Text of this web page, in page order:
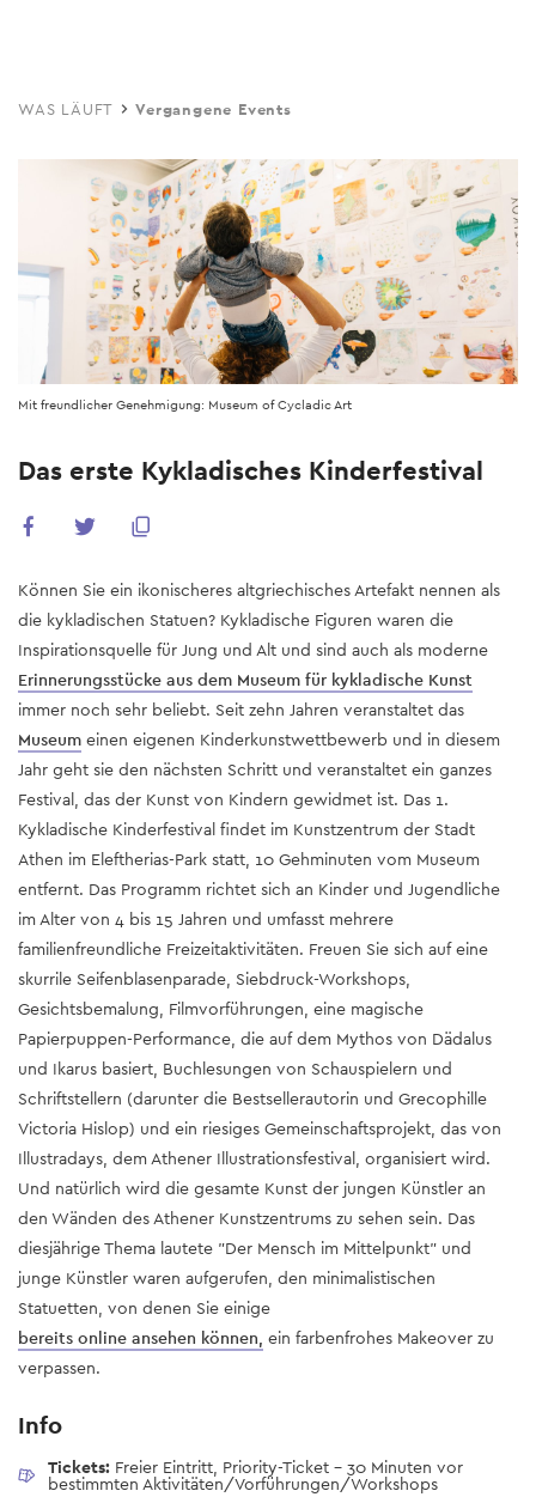
main
WAS LÄUFT Vergangene Events
Mit freundlicher Genehmigung: Museum of Cycladic Art
Das erste Kykladisches Kinderfestival
Können Sie ein ikonischeres altgriechisches Artefakt nennen als
die kykladischen Statuen? Kykladische Figuren waren die
Inspirationsquelle für Jung und Alt und sind auch als moderne
Erinnerungsstücke aus dem Museum für kykladische Kunst
immer noch sehr beliebt. Seit zehn Jahren veranstaltet das
Museum einen eigenen Kinderkunstwettbewerb und in diesem
Jahr geht sie den nächsten Schritt und veranstaltet ein ganzes
Festival, das der Kunst von Kindern gewidmet ist. Das 1.
Kykladische Kinderfestival findet im Kunstzentrum der Stadt
Athen im Eleftherias-Park statt, 10 Gehminuten vom Museum
entfernt. Das Programm richtet sich an Kinder und Jugendliche
im Alter von 4 bis 15 Jahren und umfasst mehrere
familienfreundliche Freizeitaktivitäten. Freuen Sie sich auf eine
skurrile Seifenblasenparade, Siebdruck-Workshops,
Gesichtsbemalung, Filmvorführungen, eine magische
Papierpuppen-Performance, die auf dem Mythos von Dädalus
und Ikarus basiert, Buchlesungen von Schauspielern und
Schriftstellern (darunter die Bestsellerautorin und Grecophille
Victoria Hislop) und ein riesiges Gemeinschaftsprojekt, das von
Illustradays, dem Athener Illustrationsfestival, organisiert wird.
Und natürlich wird die gesamte Kunst der jungen Künstler an
den Wänden des Athener Kunstzentrums zu sehen sein. Das
diesjährige Thema lautete "Der Mensch im Mittelpunkt" und
junge Künstler waren aufgerufen, den minimalistischen
Statuetten, von denen Sie einige
bereits online ansehen können, ein farbenfrohes Makeover zu
verpassen.
Info
Tickets: Freier Eintritt, Priority-Ticket - 30 Minuten vor
bestimmten Aktivitäten/Vorführungen/Workshops